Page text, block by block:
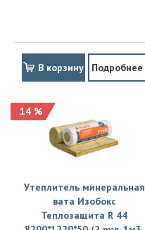
В корзину Подробнее
14 %
Утеплитель минеральная
вата Изобокс
Теплозащита R 44